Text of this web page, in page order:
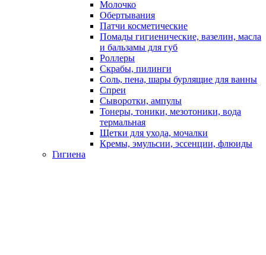
Молочко
Обертывания
Патчи косметические
Помады гигиенические, вазелин, масла
и бальзамы для губ
Роллеры
Скрабы, пилинги
Соль, пена, шары бурлящие для ванны
Спреи
Сыворотки, ампулы
Тонеры, тоники, мезотоники, вода
термальная
Щетки для ухода, мочалки
Кремы, эмульсии, эссенции, флюиды
Гигиена